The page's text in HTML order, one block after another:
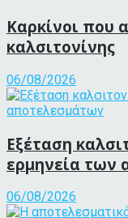
Καρκίνοι που
καλσιτονίνης
06/08/2026
Εξέταση
ερμηνεία των
06/08/2026